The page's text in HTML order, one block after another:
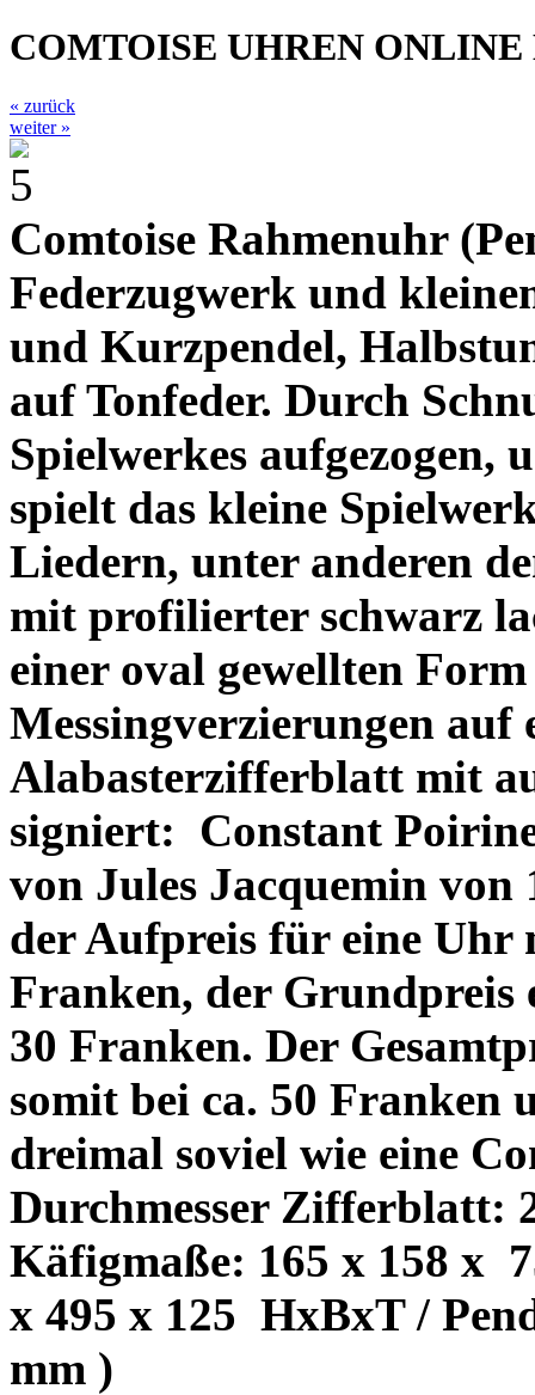
COMTOISE UHREN ONLINE
« zurück
weiter »
Comtoise Rahmenuhr
Federzugwerk und
und Kurzpendel,
auf Tonfeder. Durch
Spielwerkes aufgezogen,
spielt das kleine
Liedern, unter anderen
mit profilierter schwarz
einer oval gewellten
Messingverzierungen
Alabasterzifferblatt mit
signiert: Constant
von Jules Jacquemin von
der Aufpreis für eine Uhr
Franken, der Grundpreis
30 Franken. Der
somit bei ca. 50 Franken
dreimal soviel wie eine
Durchmesser Zifferblatt:
Käfigmaße: 165 x 158 x
x 495 x 125 HxBxT /
mm )